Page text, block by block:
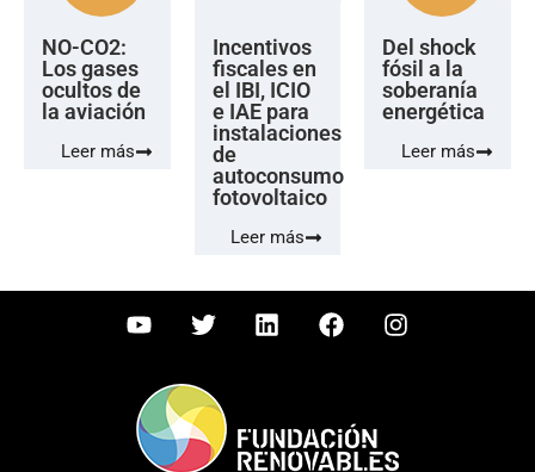
NO-CO2:
Los gases
ocultos de
la aviación
Leer más
Incentivos
fiscales en
el IBI, ICIO
e IAE para
instalaciones
de
autoconsumo
fotovoltaico
Leer más
Del shock
fósil a la
soberanía
energética
Leer más